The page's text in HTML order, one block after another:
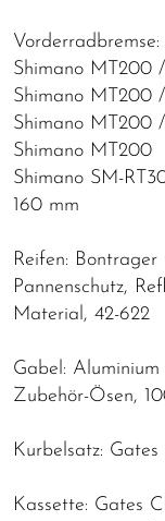
Shimano MT200
Shimano MT200
Shimano MT200
Shimano MT200
Shimano SM-
160 mm
Reifen:
Pannenschutz,
Material, 42-622
Gabel:
Zubehör-Ösen,
Kurbelsatz:
Kassette: Gates